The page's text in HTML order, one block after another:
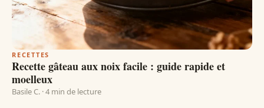
RECETTES
Recette gâteau aux noix facile : guide rapide et
moelleux
Basile C. · 4 min de lecture